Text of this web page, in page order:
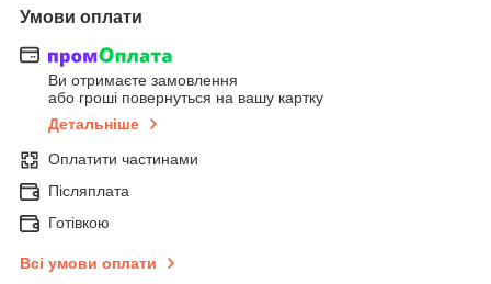
Умови оплати
Ви отримаєте замовлення
або гроші повернуться на вашу картку
Детальніше
Оплатити частинами
Післяплата
Готівкою
Всі умови оплати